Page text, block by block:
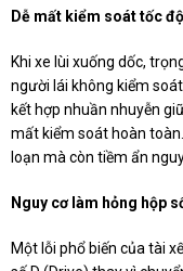
Dễ mất kiểm soát tốc độ
Khi xe lùi xuống dốc,
người lái không kiểm
kết hợp nhuần nhuyễn
mất kiểm soát hoàn
loạn mà còn tiềm ẩn
Nguy cơ làm hỏng hộp
Một lỗi phổ biến của tài